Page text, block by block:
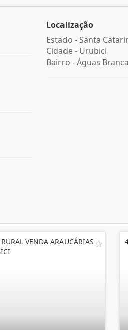
Localização
Estado - Santa
Cidade - Urubici
Bairro -Águas
VENDA ARAUCÁRIAS